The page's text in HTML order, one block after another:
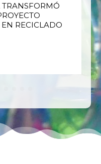
RECICLADO